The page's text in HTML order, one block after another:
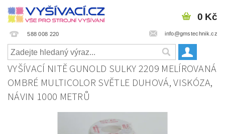
588 008 220 info@gmstechnik.cz
0 Kč
VYŠÍVACÍ NITĚ GUNOLD SULKY 2209 MELÍROVANÁ
OMBRÉ MULTICOLOR SVĚTLE DUHOVÁ, VISKÓZA,
NÁVIN 1000 METRŮ